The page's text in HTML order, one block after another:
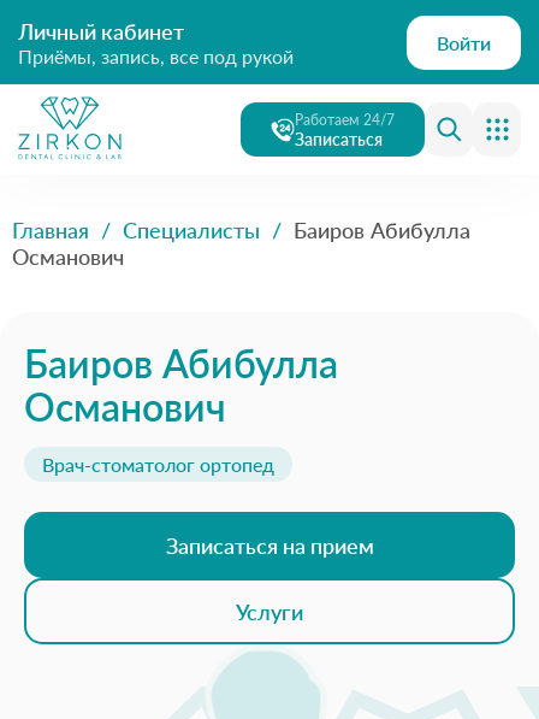
Личный кабинет
Приёмы, запись, все под рукой
Войти
Работаем 24/7
Записаться
Главная / Специалисты / Баиров Абибулла
Османович
Баиров Абибулла
Османович
Врач-стоматолог ортопед
Записаться на прием
Услуги